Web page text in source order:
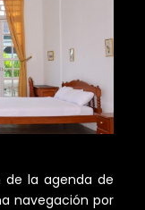
de la agenda de
navegación por